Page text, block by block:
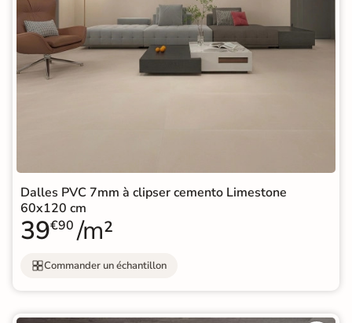
Dalles PVC 7mm à clipser cemento Limestone
60x120 cm
39€90 /m²
Commander un échantillon